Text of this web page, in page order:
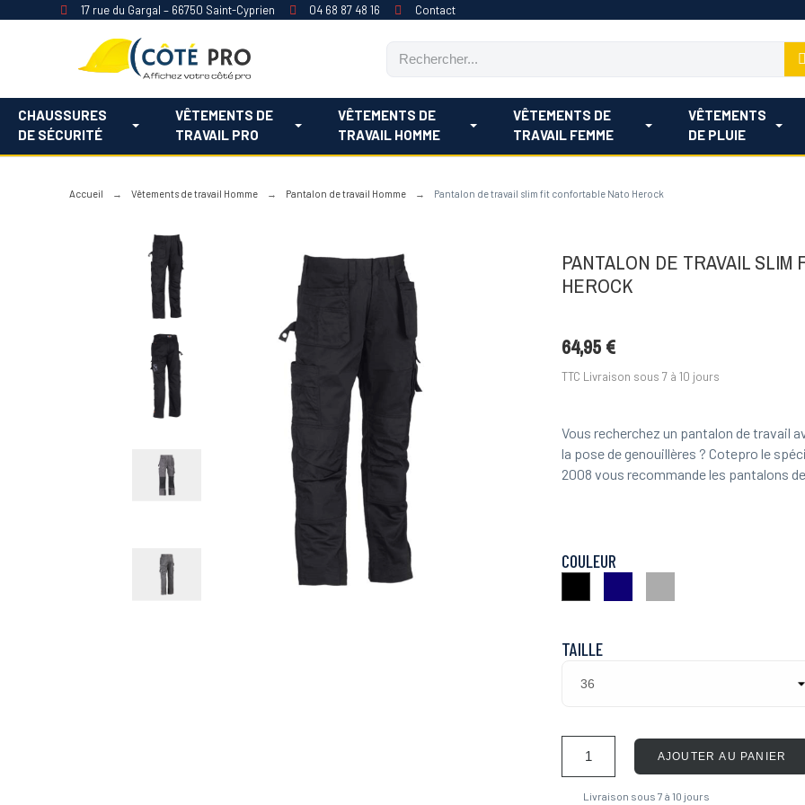
17 rue du Gargal – 66750 Saint-Cyprien 04 68 87 48 16 Contact
CHAUSSURES
DE SÉCURITÉ
VÊTEMENTS DE
TRAVAIL PRO
VÊTEMENTS DE
TRAVAIL HOMME
VÊTEMENTS DE
TRAVAIL FEMME
VÊTEMENTS
DE PLUIE
Accueil Vêtements de travail Homme Pantalon de travail Homme Pantalon de travail slim fit confortable Nato Herock
PANTALON DE TRAVAIL SLIM
HEROCK
64,95 €
TTC Livraison sous 7 à 10 jours
Vous recherchez un pantalon de travail
la pose de genouillères ? Cotepro le
2008 vous recommande les pantalons
COULEUR
TAILLE
AJOUTER AU PANIER
Livraison sous 7 à 10 jours